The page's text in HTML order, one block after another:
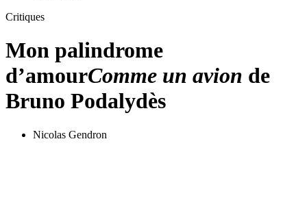
Critiques
Mon palindrome
d’amourComme un avion de
Bruno Podalydès
Nicolas Gendron